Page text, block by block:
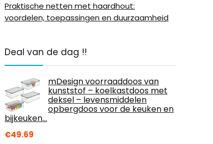
Praktische netten met haardhout:
voordelen, toepassingen en duurzaamheid
Deal van de dag !!
mDesign voorraaddoos van
kunststof – koelkastdoos met
deksel – levensmiddelen
opbergdoos voor de keuken en
bijkeuken…
€49.69